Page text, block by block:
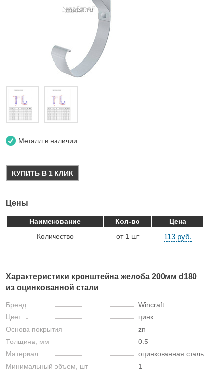
Металл в наличии
КУПИТЬ В 1 КЛИК
Цены
Наименование Кол-во
Цена
Количество
от 1 шт 113 руб.
Характеристики кронштейна желоба 200мм d180
из оцинкованной стали
Бренд
Wincraft
Цвет
цинк
Основа покрытия
zn
Толщина, мм
0.5
Материал
оцинкованная сталь
Минимальный объем, шт
1